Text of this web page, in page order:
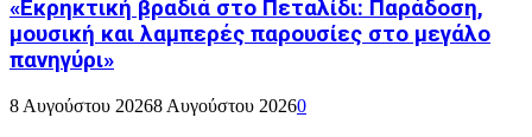
«Εκρηκτική βραδιά στο Πεταλίδι: Παράδοση,
μουσική και λαμπερές παρουσίες στο μεγάλο
πανηγύρι»
8 Αυγούστου 20268 Αυγούστου 20260